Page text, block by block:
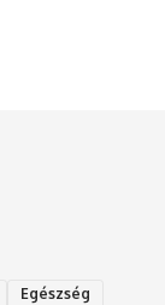
Egészség